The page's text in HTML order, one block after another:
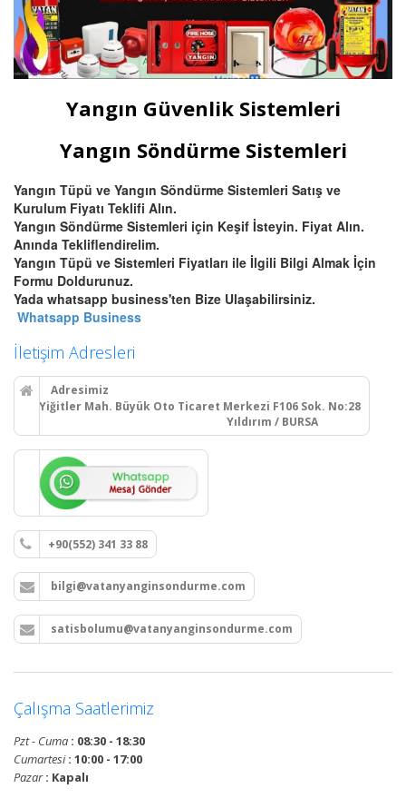
Yangın Güvenlik Sistemleri
Yangın Söndürme Sistemleri
Yangın Tüpü ve Yangın Söndürme Sistemleri Satış ve
Kurulum Fiyatı Teklifi Alın.
Yangın Söndürme Sistemleri için Keşif İsteyin. Fiyat Alın.
Anında Tekliflendirelim.
Yangın Tüpü ve Sistemleri Fiyatları ile İlgili Bilgi Almak İçin
Formu Doldurunuz.
Yada whatsapp business'ten Bize Ulaşabilirsiniz.
Whatsapp Business
İletişim Adresleri
Adresimiz
Yiğitler Mah. Büyük Oto Ticaret Merkezi F106 Sok. No:28
Yıldırım / BURSA
+90(552) 341 33 88
bilgi@vatanyanginsondurme.com
satisbolumu@vatanyanginsondurme.com
Çalışma Saatlerimiz
Pzt - Cuma : 08:30 - 18:30
Cumartesi: 10:00 - 17:00
Pazar: Kapalı